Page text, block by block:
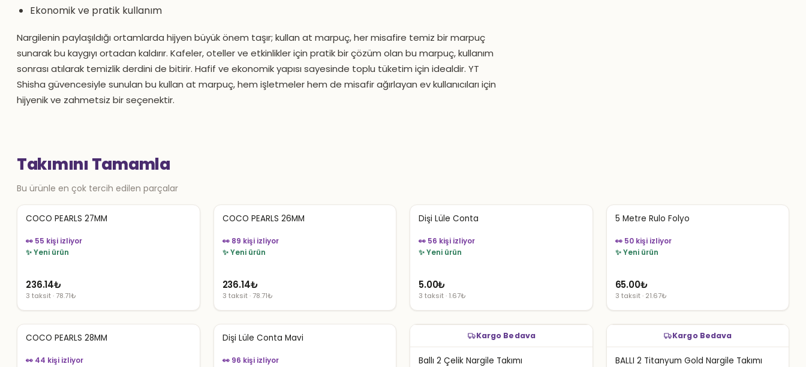
Ekonomik ve pratik kullanım
Nargilenin paylaşıldığı ortamlarda hijyen büyük önem taşır; kullan at marpuç, her misafire temiz bir marpuç
sunarak bu kaygıyı ortadan kaldırır. Kafeler, oteller ve etkinlikler için pratik bir çözüm olan bu marpuç, kullanım
sonrası atılarak temizlik derdini de bitirir. Hafif ve ekonomik yapısı sayesinde toplu tüketim için idealdir. YT
Shisha güvencesiyle sunulan bu kullan at marpuç, hem işletmeler hem de misafir ağırlayan ev kullanıcıları için
hijyenik ve zahmetsiz bir seçenektir.
Takımını Tamamla
Bu ürünle en çok tercih edilen parçalar
COCO PEARLS 27MM
👀 55 kişi izliyor
✨ Yeni ürün
236.14₺
3 taksit · 78.71₺
COCO PEARLS 26MM
👀 89 kişi izliyor
✨ Yeni ürün
236.14₺
3 taksit · 78.71₺
Dişi Lüle Conta
👀 56 kişi izliyor
✨ Yeni ürün
5.00₺
3 taksit · 1.67₺
5 Metre Rulo Folyo
👀 50 kişi izliyor
✨ Yeni ürün
65.00₺
3 taksit · 21.67₺
COCO PEARLS 28MM
👀 44 kişi izliyor
Dişi Lüle Conta Mavi
👀 96 kişi izliyor
Kargo Bedava
Ballı 2 Çelik Nargile Takımı
Kargo Bedava
BALLI 2 Titanyum Gold Nargile Takımı